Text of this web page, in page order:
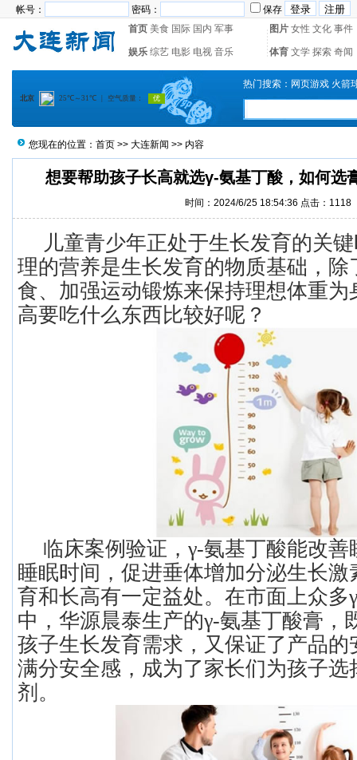
帐号： 密码：
保存
首页 美食 国际 国内 军事 图片 女性 文化 事件
娱乐 综艺 电影 电视 音乐 体育 文学 探索 奇闻
热门搜索： 网页游戏 火箭
您现在的位置： 首页 >> 大连新闻 >> 内容
想要帮助孩子长高就选γ-氨基丁酸，如何选
时间：2024/6/25 18:54:36 点击：1118
儿童青少年正处于生长发育的关
理的营养是生长发育的物质基础，除
食、加强运动锻炼来保持理想体重为
高要吃什么东西比较好呢？
临床案例验证，γ-氨基丁酸能改
睡眠时间，促进垂体增加分泌生长
育和长高有一定益处。在市面上众多
中，华源晨泰生产的γ-氨基丁酸膏，
孩子生长发育需求，又保证了产品的
满分安全感，成为了家长们为孩子选
剂。